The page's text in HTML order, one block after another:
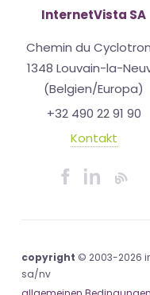
InternetVista SA
Chemin du
1348 Louvain-la-
(Belgien/Europa)
+32 490 22 91 90
Kontakt
copyright © 2003-2026
sa/nv